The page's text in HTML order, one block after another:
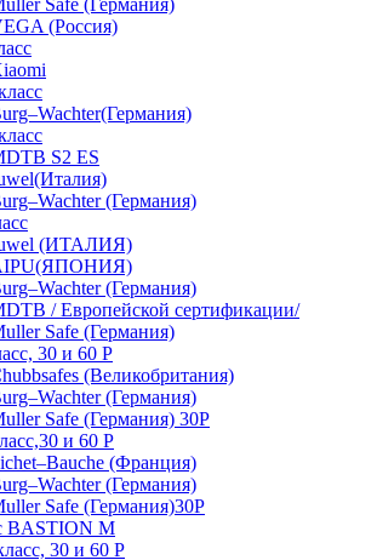
Safe (Германия)
(Россия)
S2 ES
(Германия)
(ИТАЛИЯ)
(Германия)
/ Европейской сертификации/
Safe (Германия)
30 и 60 P
(Великобритания)
(Германия)
Safe (Германия) 30Р
и 60 P
(Франция)
(Германия)
Safe (Германия)30P
BASTION M
30 и 60 P